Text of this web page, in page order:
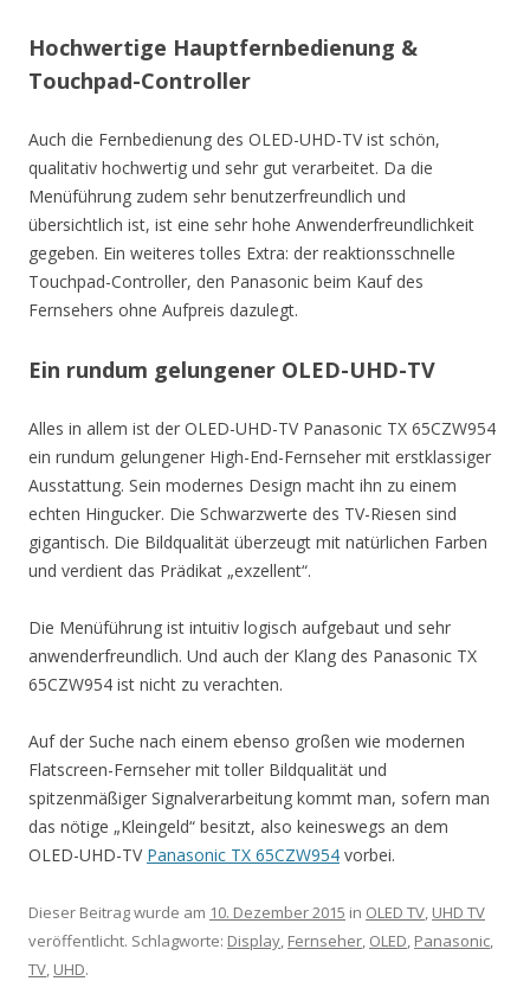
Hochwertige Hauptfernbedienung &
Touchpad-Controller
Auch die Fernbedienung des OLED-UHD-TV ist schön,
qualitativ hochwertig und sehr gut verarbeitet. Da die
Menüführung zudem sehr benutzerfreundlich und
übersichtlich ist, ist eine sehr hohe Anwenderfreundlichkeit
gegeben. Ein weiteres tolles Extra: der reaktionsschnelle
Touchpad-Controller, den Panasonic beim Kauf des
Fernsehers ohne Aufpreis dazulegt.
Ein rundum gelungener OLED-UHD-TV
Alles in allem ist der OLED-UHD-TV Panasonic TX 65CZW954
ein rundum gelungener High-End-Fernseher mit erstklassiger
Ausstattung. Sein modernes Design macht ihn zu einem
echten Hingucker. Die Schwarzwerte des TV-Riesen sind
gigantisch. Die Bildqualität überzeugt mit natürlichen Farben
und verdient das Prädikat „exzellent“.
Die Menüführung ist intuitiv logisch aufgebaut und sehr
anwenderfreundlich. Und auch der Klang des Panasonic TX
65CZW954 ist nicht zu verachten.
Auf der Suche nach einem ebenso großen wie modernen
Flatscreen-Fernseher mit toller Bildqualität und
spitzenmäßiger Signalverarbeitung kommt man, sofern man
das nötige „Kleingeld“ besitzt, also keineswegs an dem
OLED-UHD-TV Panasonic TX 65CZW954 vorbei.
Dieser Beitrag wurde am 10. Dezember 2015 in OLED TV, UHD TV
veröffentlicht. Schlagworte: Display, Fernseher, OLED, Panasonic,
TV, UHD.